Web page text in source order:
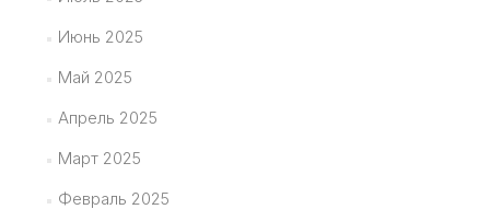
Июнь 2025
Май 2025
Апрель 2025
Март 2025
Февраль 2025